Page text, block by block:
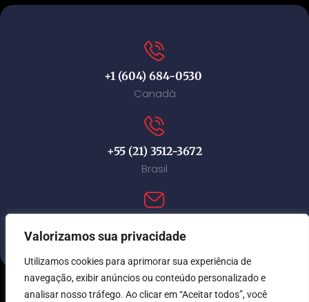
Valorizamos sua privacidade
Utilizamos cookies para aprimorar sua experiência de
navegação, exibir anúncios ou conteúdo personalizado e
analisar nosso tráfego. Ao clicar em “Aceitar todos”, você
+1 (604) 684-0530
Canadá
+55 (21) 3512-3672
Brasil